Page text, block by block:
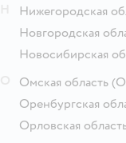
Нижегородская
Новгородская
Новосибирская
Омская область
Оренбургская
Орловская